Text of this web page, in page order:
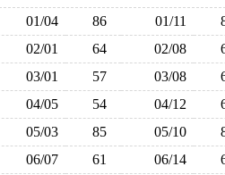
01/04 86 01/11
02/01 64 02/08
03/01 57 03/08
04/05 54 04/12
05/03 85 05/10
06/07 61 06/14